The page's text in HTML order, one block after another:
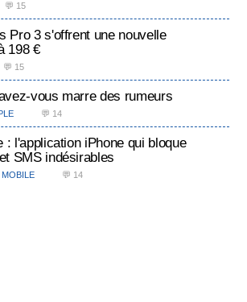
💬 15
Pro 3 s'offrent une nouvelle
198 €
💬 15
vous marre des rumeurs
💬 14
: l'application iPhone qui bloque
SMS indésirables
MOBILE 💬 14